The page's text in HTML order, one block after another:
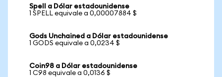
Spell a Dólar estadounidense
1 SPELL equivale a 0,00007884 $
Gods Unchained a Dólar estadounidense
1 GODS equivale a 0,0234 $
Coin98 a Dólar estadounidense
1 C98 equivale a 0,0136 $